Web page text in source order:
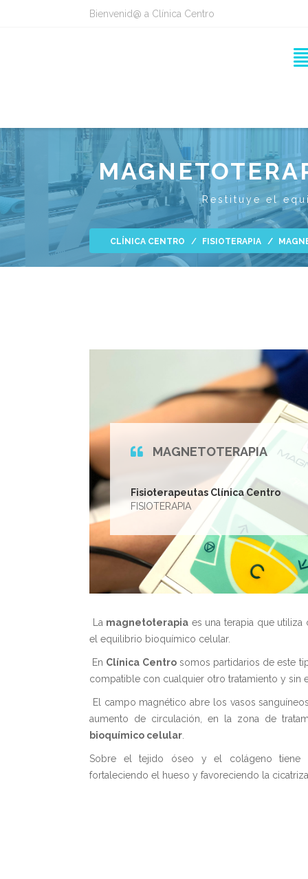
Bienvenid@ a Clínica Centro
Restituye el
CLÍNICA CENTRO FISIOTERAPIA
MAGNETOTERAPIA
Fisioterapeutas Clínica Centro
FISIOTERAPIA
La magnetoterapia es una terapia que
el equilibrio bioquímico celular.
En Clínica Centrosomos partidarios de este
compatible con cualquier otro tratamiento y sin
El campo magnético abre los vasos
aumento de circulación, en la zona de
bioquímico celular
Sobre el tejido óseo y el colágeno tiene
fortaleciendo el hueso y favoreciendo la